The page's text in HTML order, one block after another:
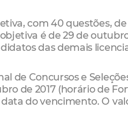
com 40 questões,
é de 29 de
das demais
de Concursos e
de 2017 (horário de
do vencimento. O